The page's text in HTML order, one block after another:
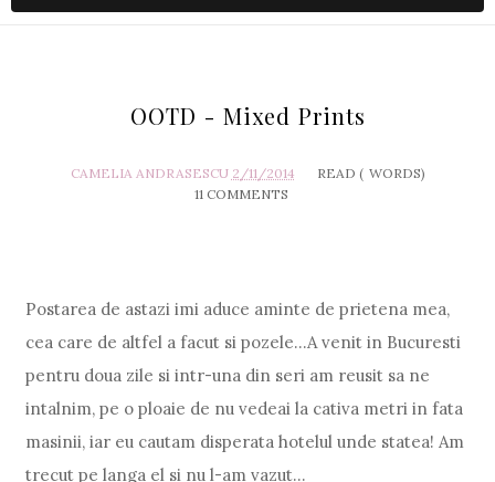
OOTD - Mixed Prints
CAMELIA ANDRASESCU 2/11/2014 READ ( WORDS)
11 COMMENTS
Postarea de astazi imi aduce aminte de prietena mea,
cea care de altfel a facut si pozele...A venit in Bucuresti
pentru doua zile si intr-una din seri am reusit sa ne
intalnim, pe o ploaie de nu vedeai la cativa metri in fata
masinii, iar eu cautam disperata hotelul unde statea! Am
trecut pe langa el si nu l-am vazut...